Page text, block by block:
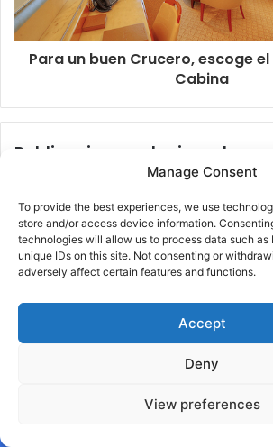
Manage Consent
To provide the best experiences, we use
store and/or access device information.
technologies will allow us to process data such as
unique IDs on this site. Not consenting or
adversely affect certain features and functions.
Accept
Deny
View preferences
Para un buen Crucero, escoge
Cabina
Publicaciones relacionadas
Cruceros 2026: Itinerarios
exclusivo